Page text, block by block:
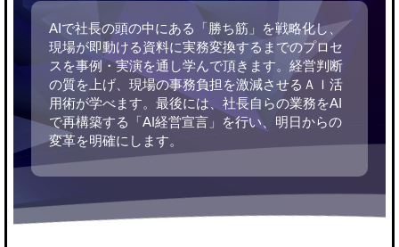
AIで社長の頭の中にある「勝ち筋」を戦略化し、
現場が即動ける資料に実務変換するまでのプロセ
スを事例・実演を通し学んで頂きます。経営判断
の質を上げ、現場の事務負担を激減させるＡＩ活
用術が学べます。最後には、社長自らの業務をAI
で再構築する「AI経営宣言」を行い、明日からの
変革を明確にします。